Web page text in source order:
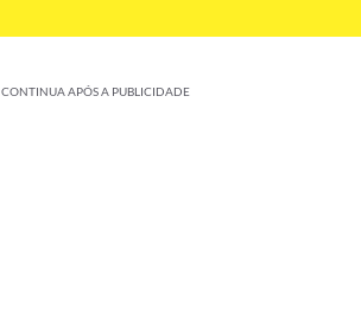
CONTINUA APÓS A PUBLICIDADE